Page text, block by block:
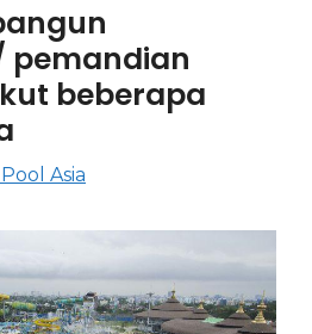
beberapa
Asia